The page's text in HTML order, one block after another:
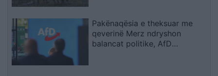
Pakënaqësia e theksuar me
qeverinë Merz ndryshon
balancat politike, AfD